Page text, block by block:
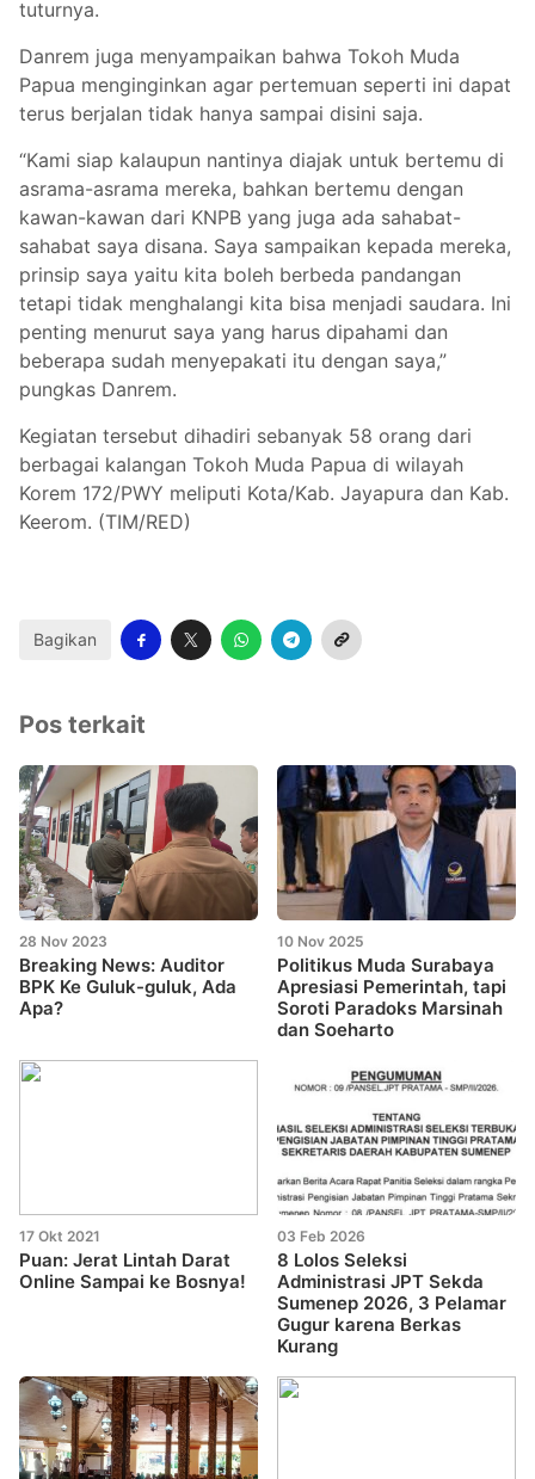
tuturnya.
Danrem juga menyampaikan bahwa Tokoh Muda
Papua menginginkan agar pertemuan seperti ini dapat
terus berjalan tidak hanya sampai disini saja.
“Kami siap kalaupun nantinya diajak untuk bertemu di
asrama-asrama mereka, bahkan bertemu dengan
kawan-kawan dari KNPB yang juga ada sahabat-
sahabat saya disana. Saya sampaikan kepada mereka,
prinsip saya yaitu kita boleh berbeda pandangan
tetapi tidak menghalangi kita bisa menjadi saudara. Ini
penting menurut saya yang harus dipahami dan
beberapa sudah menyepakati itu dengan saya,”
pungkas Danrem.
Kegiatan tersebut dihadiri sebanyak 58 orang dari
berbagai kalangan Tokoh Muda Papua di wilayah
Korem 172/PWY meliputi Kota/Kab. Jayapura dan Kab.
Keerom. (TIM/RED)
Bagikan
Pos terkait
28 Nov 2023
Breaking News: Auditor
BPK Ke Guluk-guluk, Ada
Apa?
10 Nov 2025
Politikus Muda Surabaya
Apresiasi Pemerintah, tapi
Soroti Paradoks Marsinah
dan Soeharto
17 Okt 2021
Puan: Jerat Lintah Darat
Online Sampai ke Bosnya!
03 Feb 2026
8 Lolos Seleksi
Administrasi JPT Sekda
Sumenep 2026, 3 Pelamar
Gugur karena Berkas
Kurang